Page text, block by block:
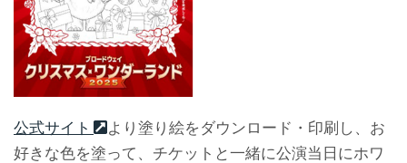
公式サイト
より塗り絵をダウンロード・印刷し、お
好きな色を塗って、チケットと一緒に公演当日にホワ